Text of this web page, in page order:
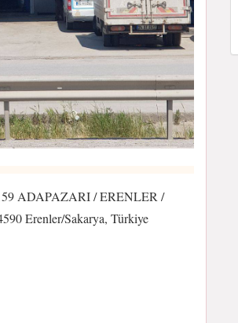
ADAPAZARI / ERENLER /
Erenler/Sakarya, Türkiye